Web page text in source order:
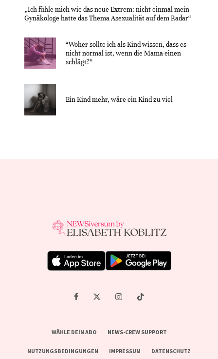
„Ich fühle mich wie das neue Extrem: nicht einmal mein
Gynäkologe hatte das Thema Asexualität auf dem Radar“
“Woher sollte ich als Kind wissen, dass es
nicht normal ist, wenn die Mama einen
schlägt?”
Ein Kind mehr, wäre ein Kind zu viel
WÄHLE DEIN ABO NEWS-CREW SUPPORT
NUTZUNGSBEDINGUNGEN IMPRESSUM DATENSCHUTZ